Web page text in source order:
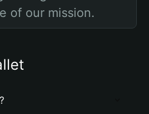
of our mission.